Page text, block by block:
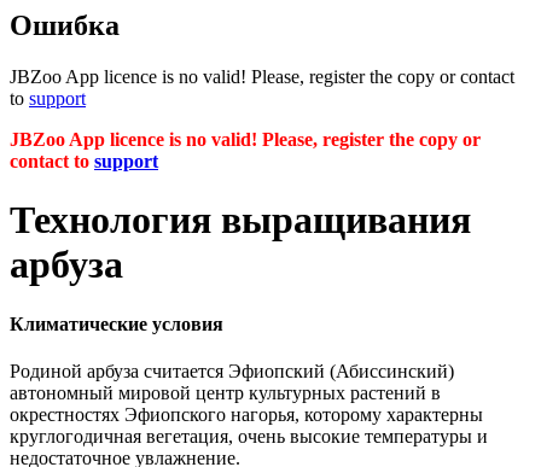
Ошибка
JBZoo App licence is no valid! Please, register the copy or contact
to support
JBZoo App licence is no valid! Please, register the copy or
contact to support
Технология выращивания
арбуза
Климатические условия
Родиной арбуза считается Эфиопский (Абиссинский)
автономный мировой центр культурных растений в
окрестностях Эфиопского нагорья, которому характерны
круглогодичная вегетация, очень высокие температуры и
недостаточное увлажнение.